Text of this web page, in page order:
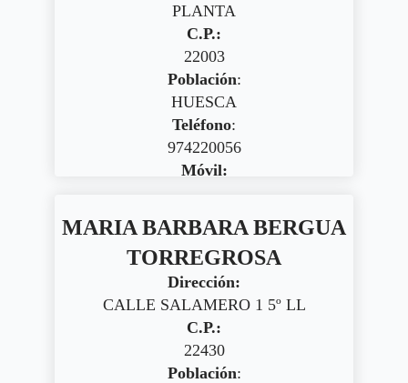
PLANTA
C.P.:
22003
Población:
HUESCA
Teléfono:
974220056
Móvil:
MARIA BARBARA BERGUA
TORREGROSA
Dirección:
CALLE SALAMERO 1 5º LL
C.P.:
22430
Población: